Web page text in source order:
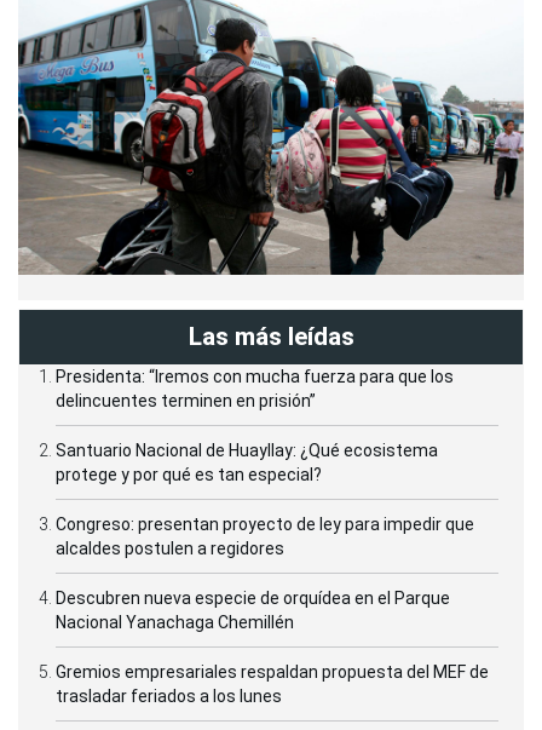
Las más leídas
Presidenta: “Iremos con mucha fuerza para que los
delincuentes terminen en prisión”
Santuario Nacional de Huayllay: ¿Qué ecosistema
protege y por qué es tan especial?
Congreso: presentan proyecto de ley para impedir que
alcaldes postulen a regidores
Descubren nueva especie de orquídea en el Parque
Nacional Yanachaga Chemillén
Gremios empresariales respaldan propuesta del MEF de
trasladar feriados a los lunes